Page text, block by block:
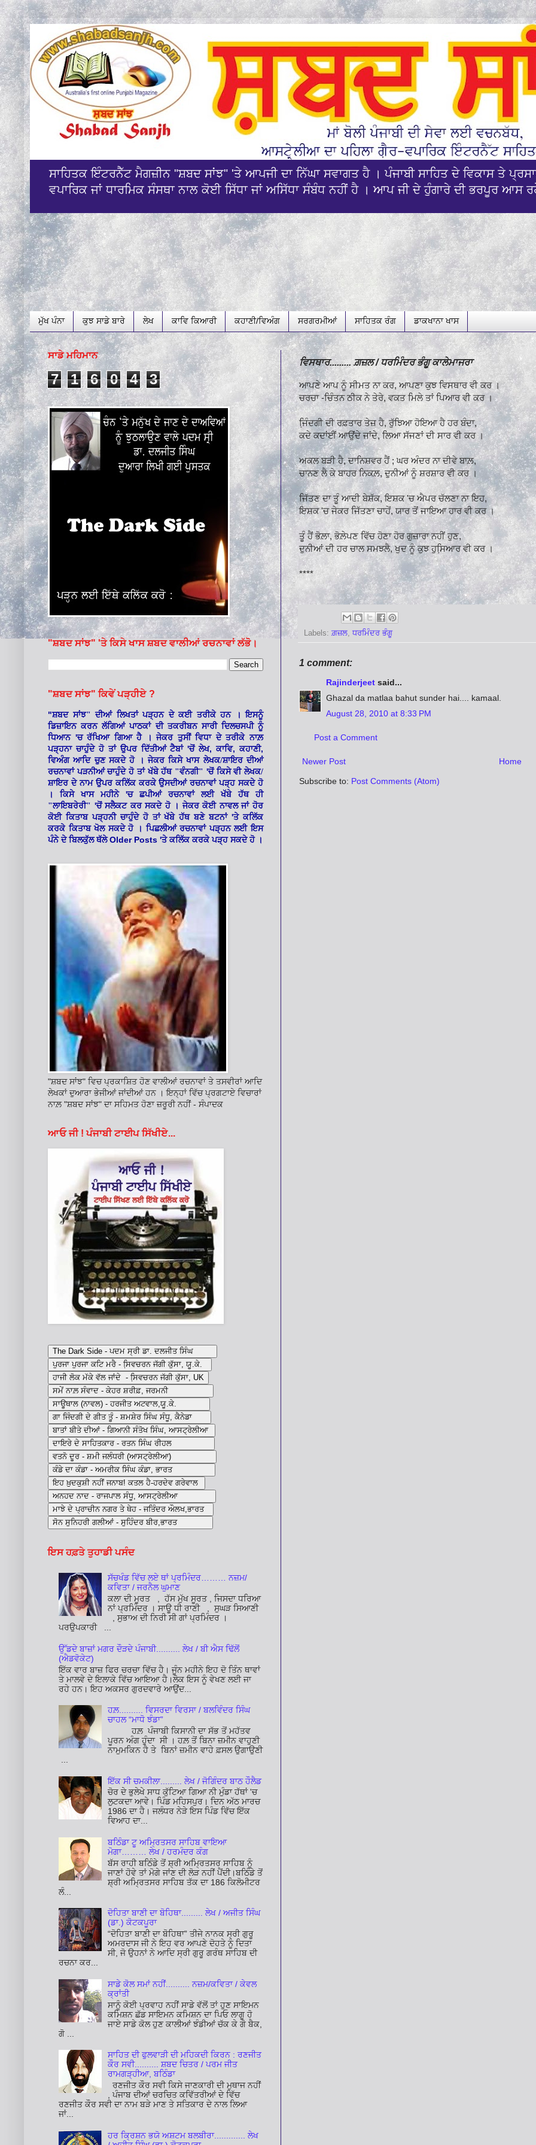
ਸਾਹਿਤਕ ਇੰਟਰਨੈੱਟ ਮੈਗਜ਼ੀਨ "ਸ਼ਬਦ ਸਾਂਝ" 'ਤੇ ਆਪਜੀ ਦਾ ਨਿੱਘਾ ਸਵਾਗਤ ਹੈ । ਪੰਜਾਬੀ ਸਾਹਿਤ ਦੇ ਵਿਕਾਸ ਤੇ
ਵਪਾਰਿਕ ਜਾਂ ਧਾਰਮਿਕ ਸੰਸਥਾ ਨਾਲ ਕੋਈ ਸਿੱਧਾ ਜਾਂ ਅਸਿੱਧਾ ਸੰਬੰਧ ਨਹੀਂ ਹੈ । ਆਪ ਜੀ ਦੇ ਹੁੰਗਾਰੇ ਦੀ ਭਰਪੂਰ ਆਸ
ਮੁੱਖ ਪੰਨਾ ਕੁਝ ਸਾਡੇ ਬਾਰੇ ਲੇਖ ਕਾਵਿ ਕਿਆਰੀ ਕਹਾਣੀ/ਵਿਅੰਗ ਸਰਗਰਮੀਆਂ ਸਾਹਿਤਕ ਰੰਗ ਡਾਕਖਾਨਾ ਖਾਸ
ਵਿਸਥਾਰ......... ਗ਼ਜ਼ਲ / ਧਰਮਿੰਦਰ ਭੰਗੂ ਕਾਲੇਮਾਜਰਾ
ਆਪਣੇ ਆਪ ਨੂੰ ਸੀਮਤ ਨਾ ਕਰ, ਆਪਣਾ ਕੁਝ ਵਿਸਥਾਰ ਵੀ ਕਰ ।
ਚਰਚਾ -ਚਿੰਤਨ ਠੀਕ ਨੇ ਤੇਰੇ, ਵਕਤ ਮਿਲੇ ਤਾਂ ਪਿਆਰ ਵੀ ਕਰ ।
ਜਿ਼ੰਦਗੀ ਦੀ ਰਫ਼ਤਾਰ ਤੇਜ਼ ਹੈ, ਰੁੱਝਿਆ ਹੋਇਆ ਹੈ ਹਰ ਬੰਦਾ,
ਕਦੇ ਕਦਾਂਈਂ ਆਉਂਦੇ ਜਾਂਦੇ, ਲਿਆ ਸੱਜਣਾਂ ਦੀ ਸਾਰ ਵੀ ਕਰ ।
ਅਕਲ ਬੜੀ ਹੈ, ਦਾਨਿਸ਼ਵਰ ਹੈਂ ; ਘਰ ਅੰਦਰ ਨਾ ਦੀਵੇ ਬਾਲ਼,
ਚਾਨਣ ਲੈ ਕੇ ਬਾਹਰ ਨਿਕਲ਼, ਦੁਨੀਆਂ ਨੂੰ ਸ਼ਰਸ਼ਾਰ ਵੀ ਕਰ ।
ਜਿੱਤਣ ਦਾ ਤੂੰ ਆਦੀ ਬੇਸ਼ੱਕ, ਇਸ਼ਕ 'ਚ ਐਪਰ ਚੱਲਣਾ ਨਾ ਇਹ,
ਇਸ਼ਕ 'ਚ ਜੇਕਰ ਜਿੱਤਣਾ ਚਾਹੇਂ, ਯਾਰ ਤੋਂ ਜਾਇਆ ਹਾਰ ਵੀ ਕਰ ।
ਤੂੰ ਹੈਂ ਭੋਲ਼ਾ, ਭੋਲ਼ੇਪਣ ਵਿੱਚ ਹੋਣਾ ਹੋਰ ਗੁਜ਼ਾਰਾ ਨਹੀਂ ਹੁਣ,
ਦੁਨੀਆਂ ਦੀ ਹਰ ਚਾਲ ਸਮਝਲੈ, ਖੁਦ ਨੂੰ ਕੁਝ ਹੁਸਿ਼ਆਰ ਵੀ ਕਰ ।
****
Labels: ਗ਼ਜ਼ਲ ਧਰਮਿੰਦਰ ਭੰਗੂ
1 comment:
Rajinderjeet said...
Ghazal da matlaa bahut sunder hai.... kamaal.
August 28, 2010 at 8:33 PM
Post a Comment
Newer Post Home
Subscribe to: Post Comments (Atom)
ਸਾਡੇ ਮਹਿਮਾਨ
7 1 6 0 4 3
"ਸ਼ਬਦ ਸਾਂਝ" 'ਤੇ ਕਿਸੇ ਖਾਸ ਸ਼ਬਦ ਵਾਲੀਆਂ ਰਚਨਾਵਾਂ ਲੱਭੋ।
"ਸ਼ਬਦ ਸਾਂਝ" ਕਿਵੇਂ ਪੜ੍ਹੀਏ ?
"ਸ਼ਬਦ ਸਾਂਝ" ਦੀਆਂ ਲਿਖਤਾਂ ਪੜ੍ਹਨ ਦੇ ਕਈ ਤਰੀਕੇ ਹਨ । ਇਸਨੂੰ
ਡਿਜ਼ਾਇਨ ਕਰਨ ਲੱਗਿਆਂ ਪਾਠਕਾਂ ਦੀ ਤਕਰੀਬਨ ਸਾਰੀ ਦਿਲਚਸਪੀ ਨੂੰ
ਧਿਆਨ 'ਚ ਰੱਖਿਆ ਗਿਆ ਹੈ । ਜੇਕਰ ਤੁਸੀਂ ਵਿਧਾ ਦੇ ਤਰੀਕੇ ਨਾਲ਼
ਪੜ੍ਹਨਾ ਚਾਹੁੰਦੇ ਹੋ ਤਾਂ ਉਪਰ ਦਿੱਤੀਆਂ ਟੈਬਾਂ'ਚੋਂ ਲੇਖ,ਕਾਵਿ,ਕਹਾਣੀ,
ਵਿਅੰਗ ਆਦਿ ਚੁਣ ਸਕਦੇ ਹੋ । ਜੇਕਰ ਕਿਸੇ ਖਾਸ ਲੇਖਕ/ਸ਼ਾਇਰ ਦੀਆਂ
ਰਚਨਾਵਾਂ ਪੜਨੀਆਂ ਚਾਹੁੰਦੇ ਹੋ ਤਾਂ ਖੱਬੇ ਹੱਥ "ਵੰਨਗੀ" 'ਚੋਂ ਕਿਸੇ ਵੀ ਲੇਖਕ/
ਸ਼ਾਇਰ ਦੇ ਨਾਮ ਉਪਰ ਕਲਿੱਕ ਕਰਕੇ ਉਸਦੀਆਂ ਰਚਨਾਵਾਂ ਪੜ੍ਹ ਸਕਦੇ ਹੋ
। ਕਿਸੇ ਖਾਸ ਮਹੀਨੇ 'ਚ ਛਪੀਆਂ ਰਚਨਾਵਾਂ ਲਈ ਖੱਬੇ ਹੱਥ ਹੀ
"ਲਾਇਬਰੇਰੀ" 'ਚੋਂ ਸਲੈਕਟ ਕਰ ਸਕਦੇ ਹੋ । ਜੇਕਰ ਕੋਈ ਨਾਵਲ ਜਾਂ ਹੋਰ
ਕੋਈ ਕਿਤਾਬ ਪੜ੍ਹਨੀ ਚਾਹੁੰਦੇ ਹੋ ਤਾਂ ਖੱਬੇ ਹੱਥ ਬਣੇ ਬਟਨਾਂ'ਤੇ ਕਲਿੱਕ
ਕਰਕੇ ਕਿਤਾਬ ਖੋਲ ਸਕਦੇ ਹੋ । ਪਿਛਲੀਆਂ ਰਚਨਾਵਾਂ ਪੜ੍ਹਨ ਲਈ ਇਸ
ਪੰਨੇ ਦੇ ਬਿਲਕੁੱਲ ਥੱਲੇOlder Posts 'ਤੇ ਕਲਿੱਕ ਕਰਕੇ ਪੜ੍ਹ ਸਕਦੇ ਹੋ ।
"ਸ਼ਬਦ ਸਾਂਝ" ਵਿਚ ਪ੍ਰਕਾਸ਼ਿਤ ਹੋਣ ਵਾਲੀਆਂ ਰਚਨਾਵਾਂ ਤੇ ਤਸਵੀਰਾਂ ਆਦਿ
ਲੇਖਕਾਂ ਦੁਆਰਾ ਭੇਜੀਆਂ ਜਾਂਦੀਆਂ ਹਨ । ਇਨ੍ਹਾਂ ਵਿੱਚ ਪ੍ਰਗਟਾਏ ਵਿਚਾਰਾਂ
ਨਾਲ਼ "ਸ਼ਬਦ ਸਾਂਝ" ਦਾ ਸਹਿਮਤ ਹੋਣਾ ਜ਼ਰੂਰੀ ਨਹੀਂ - ਸੰਪਾਦਕ
ਆਓ ਜੀ ! ਪੰਜਾਬੀ ਟਾਈਪ ਸਿੱਖੀਏ...
ਇਸ ਹਫ਼ਤੇ ਤੁਹਾਡੀ ਪਸੰਦ
ਸੱਚਖੰਡ ਵਿੱਚ ਲਏ ਥਾਂ ਪ੍ਰਮਿੰਦਰ……… ਨਜ਼ਮ/
ਕਵਿਤਾ / ਜਰਨੈਲ ਘੁਮਾਣ
ਕਲਾ ਦੀ ਮੂਰਤ , ਹੱਸ ਮੁੱਖ ਸੂਰਤ , ਜਿਸਦਾ ਧਰਿਆ
ਨਾਂ ਪ੍ਰਮਿੰਦਰ । ਸਾਊ ਧੀ ਰਾਣੀ , ਸੁਘੜ ਸਿਆਣੀ
, ਸੁਭਾਅ ਦੀ ਨਿਰੀ ਸੀ ਗਾਂ ਪ੍ਰਮਿੰਦਰ ।
ਪਰਉਪਕਾਰੀ ...
ਉੱਡਦੇ ਬਾਜ਼ਾਂ ਮਗਰ ਦੌੜਦੇ ਪੰਜਾਬੀ.......... ਲੇਖ / ਬੀ ਐਸ ਢਿੱਲੋਂ
(ਐਡਵੋਕੇਟ)
ਇੱਕ ਵਾਰ ਬਾਜ਼ ਫਿਰ ਚਰਚਾ ਵਿੱਚ ਹੈ। ਜੂੰਨ ਮਹੀਨੇ ਇਹ ਦੋ ਤਿੰਨ ਥਾਵਾਂ
ਤੇ ਮਾਲਵੇ ਦੇ ਇਲਾਕੇ ਵਿੱਚ ਆਇਆ ਹੈ।ਲੋਕ ਇਸ ਨੂੰ ਵੇਖਣ ਲਈ ਜਾ
ਰਹੇ ਹਨ। ਇਹ ਅਕਸਰ ਗੁਰਦਵਾਰੇ ਆਉਂਦ...
ਹਲ਼.......... ਵਿਸਰਦਾ ਵਿਰਸਾ / ਬਲਵਿੰਦਰ ਸਿੰਘ
ਚਾਹਲ “ਮਾਧੋ ਝੰਡਾ”
ਹਲ਼ ਪੰਜਾਬੀ ਕਿਸਾਨੀ ਦਾ ਸੱਭ ਤੋਂ ਮਹੱਤਵ
ਪੂਰਨ ਅੰਗ ਹੁੰਦਾ ਸੀ । ਹਲ਼ ਤੋਂ ਬਿਨਾ ਜ਼ਮੀਨ ਵਾਹੁਣੀ
ਨਾਮੁਮਕਿਨ ਹੈ ਤੇ ਬਿਨਾਂ ਜ਼ਮੀਨ ਵਾਹੇ ਫ਼ਸਲ ਉਗਾਉਣੀ
ਇੱਕ ਸੀ ਚਮਕੀਲਾ......... ਲੇਖ / ਜੋਗਿੰਦਰ ਬਾਠ ਹੌਲੈਡ
ਚੋਰ ਦੇ ਭੁਲੇਖੇ ਸਾਧ ਕੁੱਟਿਆ ਗਿਆ ਨੀ ਮੁੰਡਾ ਹੱਥਾਂ 'ਚ
ਲੁਟਕਦਾ ਆਵੇ। ਪਿੰਡ ਮਹਿਸਪੁਰ। ਦਿਨ ਅੱਠ ਮਾਰਚ
1986 ਦਾ ਹੈ। ਜਲੰਧਰ ਨੇੜੇ ਇਸ ਪਿੰਡ ਵਿੱਚ ਇੱਕ
ਵਿਆਹ ਦਾ...
ਬਠਿੰਡਾ ਟੂ ਅਮ੍ਰਿਤਸਰ ਸਾਹਿਬ ਵਾਇਆ
ਮੋਗਾ……… ਲੇਖ / ਹਰਮੰਦਰ ਕੰਗ
ਬੱਸ ਰਾਹੀ ਬਠਿੰਡੇ ਤੋਂ ਸ਼੍ਰੀ ਅਮ੍ਰਿਤਸਰ ਸਾਹਿਬ ਨੂੰ
ਜਾਣਾਂ ਹੋਵੇ ਤਾਂ ਮੋਗੇ ਜਾਂਣ ਦੀ ਲੋੜ ਨਹੀਂ ਪੈਂਦੀ।ਬਠਿੰਡੇ ਤੋਂ
ਸ਼੍ਰੀ ਅਮ੍ਰਿਤਸਰ ਸਾਹਿਬ ਤੱਕ ਦਾ 186 ਕਿਲੋਮੀਟਰ
ਲੰ...
ਦੋਹਿਤਾ ਬਾਣੀ ਦਾ ਬੋਹਿਥਾ......... ਲੇਖ / ਅਜੀਤ ਸਿੰਘ
(ਡਾ.) ਕੋਟਕਪੂਰਾ
“ਦੋਹਿਤਾ ਬਾਣੀ ਦਾ ਬੋਹਿਥਾ” ਤੀਜੇ ਨਾਨਕ ਸ੍ਰੀ ਗੁਰੂ
ਅਮਰਦਾਸ ਜੀ ਨੇ ਇਹ ਵਰ ਆਪਣੇ ਦੋਹਤੇ ਨੂੰ ਦਿਤਾ
ਸੀ, ਜੋ ਉਹਨਾਂ ਨੇ ਆਦਿ ਸ੍ਰੀ ਗੁਰੂ ਗਰੰਥ ਸਾਹਿਬ ਦੀ
ਰਚਨਾ ਕਰ...
ਸਾਡੇ ਕੋਲ ਸਮਾਂ ਨਹੀਂ.......... ਨਜ਼ਮ/ਕਵਿਤਾ / ਕੇਵਲ
ਕ੍ਰਾਂਤੀ
ਸਾਨੂੰ ਕੋਈ ਪ੍ਰਵਾਹ ਨਹੀਂ ਸਾਡੇ ਵੱਲੋਂ ਤਾਂ ਹੁਣ ਸਾਇਮਨ
ਕਮਿਸ਼ਨ ਛੱਡ ਸਾਇਮਨ ਕਮਿਸ਼ਨ ਦਾ ਪਿਓ ਲਾਗੂ ਹੋ
ਜਾਏ ਸਾਡੇ ਕੋਲ ਹੁਣ ਕਾਲੀਆਂ ਝੰਡੀਆਂ ਚੱਕ ਕੇ ਗੋ ਬੈਕ,
ਗੋ ...
ਸਾਹਿਤ ਦੀ ਫੁਲਵਾੜੀ ਦੀ ਮਹਿਕਦੀ ਕਿਰਨ : ਰਣਜੀਤ
ਕੌਰ ਸਵੀ.......... ਸ਼ਬਦ ਚਿਤਰ / ਪਰਮ ਜੀਤ
ਰਾਮਗੜ੍ਹੀਆ, ਬਠਿੰਡਾ
ਰਣਜੀਤ ਕੌਰ ਸਵੀ ਕਿਸੇ ਜਾਣਕਾਰੀ ਦੀ ਮੁਥਾਜ ਨਹੀਂ
, ਪੰਜਾਬ ਦੀਆਂ ਚਰਚਿਤ ਕਵਿੱਤਰੀਆਂ ਦੇ ਵਿੱਚ
ਰਣਜੀਤ ਕੌਰ ਸਵੀ ਦਾ ਨਾਮ ਬੜੇ ਮਾਣ ਤੇ ਸਤਿਕਾਰ ਦੇ ਨਾਲ ਲਿਆ
ਜਾਂ...
ਹਰ ਕ੍ਰਿਸ਼ਨ ਭਯੋ ਅਸ਼ਟਮ ਬਲਬੀਰਾ............. ਲੇਖ